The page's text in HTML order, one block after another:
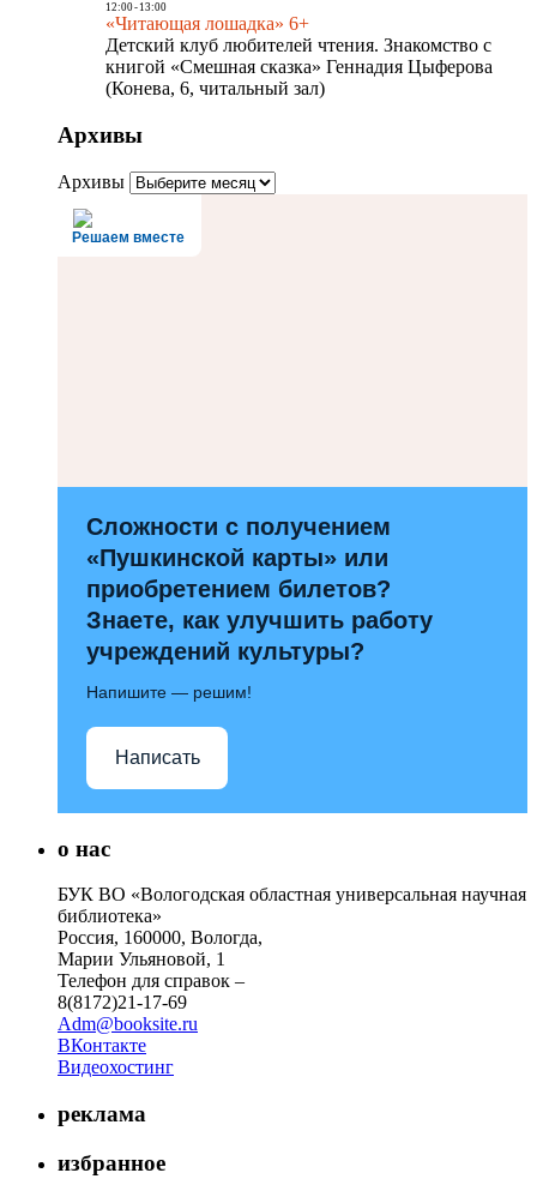
12:00- 13:00
«Читающая лошадка» 6+
Детский клуб любителей чтения. Знакомство с
книгой «Смешная сказка» Геннадия Цыферова
(Конева, 6, читальный зал)
Архивы
Архивы
Решаем вместе
Сложности с получением
«Пушкинской карты» или
приобретением билетов?
Знаете, как улучшить работу
учреждений культуры?
Напишите — решим!
Написать
о нас
БУК ВО «Вологодская областная универсальная научная
библиотека»
Россия, 160000, Вологда,
Марии Ульяновой, 1
Телефон для справок –
8(8172)21-17-69
Adm@booksite.ru
ВКонтакте
Видеохостинг
реклама
избранное